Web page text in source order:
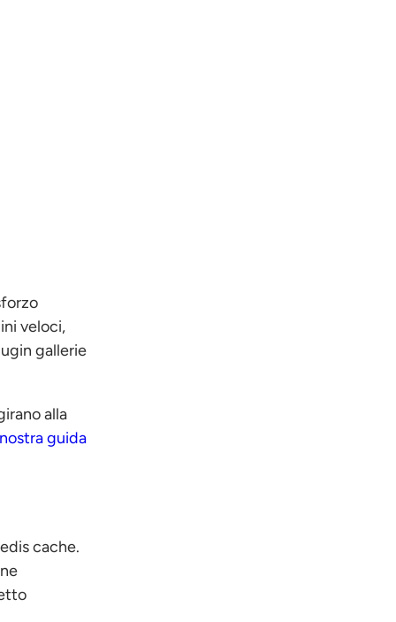
veloci,
gallerie
alla
guida
cache.